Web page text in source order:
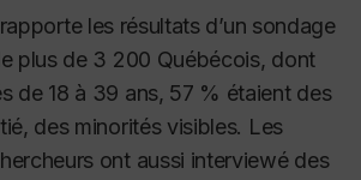
rapporte les résultats d’un sondage
plus de 3 200 Québécois, dont
de 18 à 39 ans, 57 % étaient des
des minorités visibles. Les
ont aussi interviewé des